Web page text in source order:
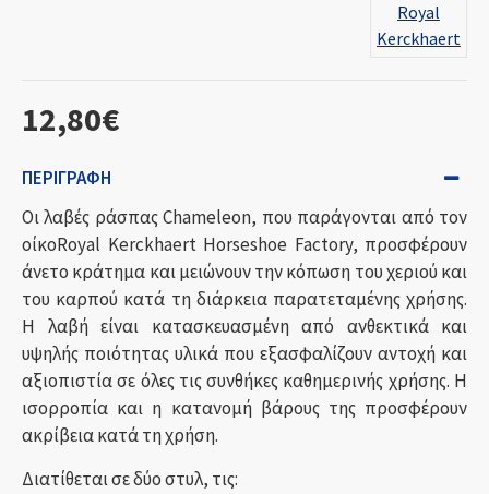
12,80€
Royal
Kerckhaert
ΠΕΡΙΓΡΑΦΉ
Οι λαβές ράσπας Chameleon, που παράγονται από τον
οίκοRoyal Kerckhaert Horseshoe Factory, προσφέρουν
άνετο κράτημα και μειώνουν την κόπωση του χεριού και
του καρπού κατά τη διάρκεια παρατεταμένης χρήσης.
Η λαβή είναι κατασκευασμένη από ανθεκτικά και
υψηλής ποιότητας υλικά που εξασφαλίζουν αντοχή και
αξιοπιστία σε όλες τις συνθήκες καθημερινής χρήσης. Η
ισορροπία και η κατανομή βάρους της προσφέρουν
ακρίβεια κατά τη χρήση.
Διατίθεται σε δύο στυλ, τις: